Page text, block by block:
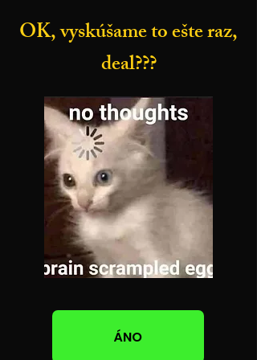
OK, vyskúšame to ešte raz,
deal???
ÁNO